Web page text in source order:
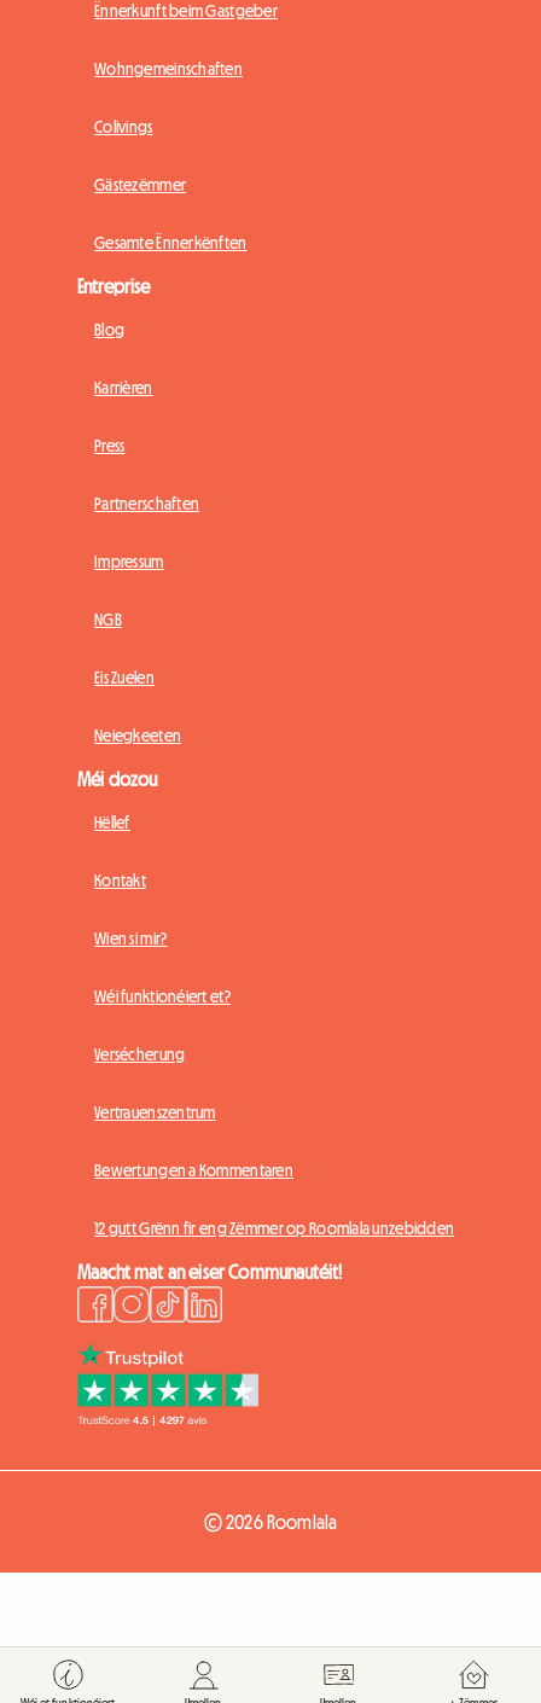
Ënnerkunft beim Gastgeber
Wohngemeinschaften
Colivings
Gästezëmmer
Gesamte Ënnerkënften
Entreprise
Blog
Karrièren
Press
Partnerschaften
Impressum
NGB
Eis Zuelen
Neiegkeeten
Méi dozou
Hëllef
Kontakt
Wien si mir?
Wéi funktionéiert et?
Versécherung
Vertrauenszentrum
Bewertungen a Kommentaren
12 gutt Grënn fir eng Zëmmer op Roomlala unzebidden
Maacht mat an eiser Communautéit!
© 2026 Roomlala